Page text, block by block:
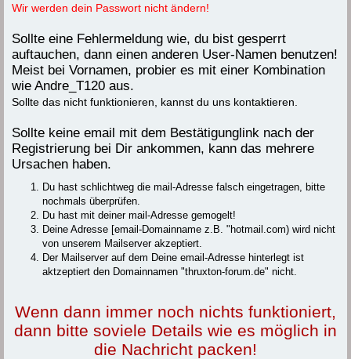
Wir werden dein Passwort nicht ändern!
Sollte eine Fehlermeldung wie, du bist gesperrt
auftauchen, dann einen anderen User-Namen benutzen!
Meist bei Vornamen, probier es mit einer Kombination
wie Andre_T120 aus.
Sollte das nicht funktionieren, kannst du uns kontaktieren.
Sollte keine email mit dem Bestätigunglink nach der
Registrierung bei Dir ankommen, kann das mehrere
Ursachen haben.
Du hast schlichtweg die mail-Adresse falsch eingetragen, bitte
nochmals überprüfen.
Du hast mit deiner mail-Adresse gemogelt!
Deine Adresse [email-Domainname z.B. "hotmail.com) wird nicht
von unserem Mailserver akzeptiert.
Der Mailserver auf dem Deine email-Adresse hinterlegt ist
aktzeptiert den Domainnamen "thruxton-forum.de" nicht.
Wenn dann immer noch nichts funktioniert,
dann bitte soviele Details wie es möglich in
die Nachricht packen!